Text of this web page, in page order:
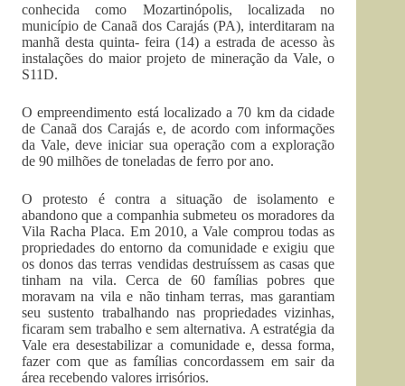
conhecida como Mozartinópolis, localizada no
município de Canaã dos Carajás (PA), interditaram na
manhã desta quinta- feira (14) a estrada de acesso às
instalações do maior projeto de mineração da Vale, o
S11D.
O empreendimento está localizado a 70 km da cidade
de Canaã dos Carajás e, de acordo com informações
da Vale, deve iniciar sua operação com a exploração
de 90 milhões de toneladas de ferro por ano.
O protesto é contra a situação de isolamento e
abandono que a companhia submeteu os moradores da
Vila Racha Placa. Em 2010, a Vale comprou todas as
propriedades do entorno da comunidade e exigiu que
os donos das terras vendidas destruíssem as casas que
tinham na vila. Cerca de 60 famílias pobres que
moravam na vila e não tinham terras, mas garantiam
seu sustento trabalhando nas propriedades vizinhas,
ficaram sem trabalho e sem alternativa. A estratégia da
Vale era desestabilizar a comunidade e, dessa forma,
fazer com que as famílias concordassem em sair da
área recebendo valores irrisórios.